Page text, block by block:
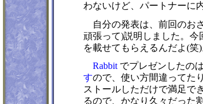
わないけど、パートナーに
自分の発表は、前回のお
頑張って)説明しました。今
を載せてもらえるんだよ(笑
Rabbit でプレゼンしたの
すので、使い方間違ってた
ストールしただけで満足で
るので、かなり久々だった